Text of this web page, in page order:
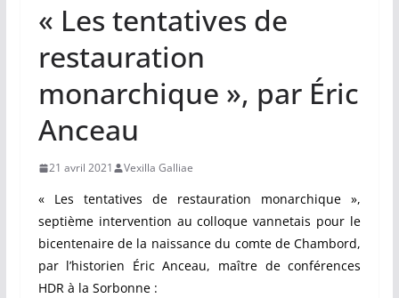
« Les tentatives de
restauration
monarchique », par Éric
Anceau
21 avril 2021 Vexilla Galliae
« Les tentatives de restauration monarchique »,
septième intervention au colloque vannetais pour le
bicentenaire de la naissance du comte de Chambord,
par l’historien Éric Anceau, maître de conférences
HDR à la Sorbonne :